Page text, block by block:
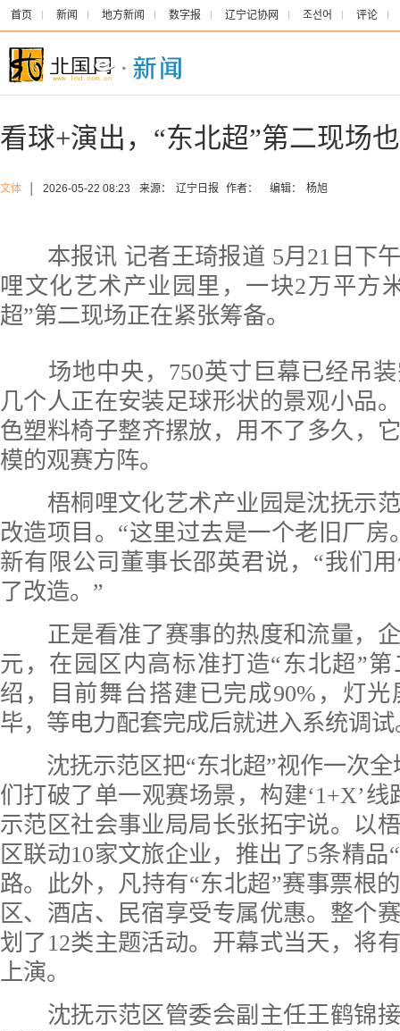
首页 新闻 地方新闻 数字报 辽宁记协网 조선어 评论
看球+演出，“东北超”第二现场
文体 2026-05-22 08:23 来源： 辽宁日报 作者： 编辑： 杨旭
本报讯 记者王琦报道 5月21日下
哩文化艺术产业园里，一块2万平方
超”第二现场正在紧张筹备。
场地中央，750英寸巨幕已经吊装
几个人正在安装足球形状的景观小品
色塑料椅子整齐摞放，用不了多久，
模的观赛方阵。
梧桐哩文化艺术产业园是沈抚示范
改造项目。“这里过去是一个老旧厂房
新有限公司董事长邵英君说，“我们
了改造。”
正是看准了赛事的热度和流量，企
元，在园区内高标准打造“东北超”
绍，目前舞台搭建已完成90%，灯
毕，等电力配套完成后就进入系统调试
沈抚示范区把“东北超”视作一次全
们打破了单一观赛场景，构建‘1+X’
示范区社会事业局局长张拓宇说。以
区联动10家文旅企业，推出了5条精品
路。此外，凡持有“东北超”赛事票根
区、酒店、民宿享受专属优惠。整个
划了12类主题活动。开幕式当天，将
上演。
沈抚示范区管委会副主任王鹤锦接